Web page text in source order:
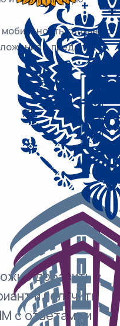
связана с
в пределах
добавить в
и получить
с ответами и